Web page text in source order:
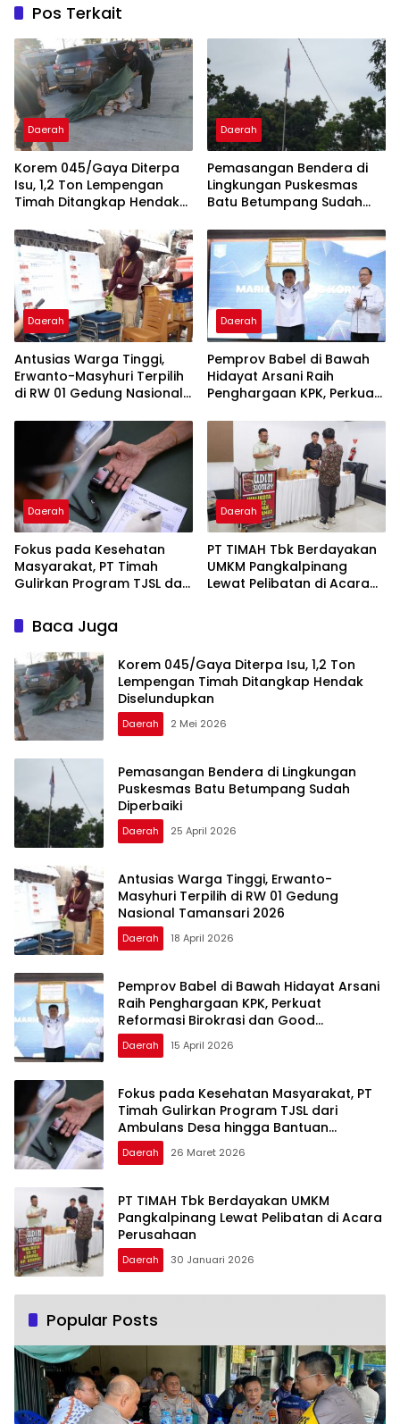
Pos Terkait
Daerah
Korem 045/Gaya Diterpa
Isu, 1,2 Ton Lempengan
Timah Ditangkap Hendak
Daerah
Pemasangan Bendera di
Lingkungan Puskesmas
Batu Betumpang Sudah
Daerah
Antusias Warga Tinggi,
Erwanto-Masyhuri Terpilih
di RW 01 Gedung Nasional
Daerah
Pemprov Babel di Bawah
Hidayat Arsani Raih
Penghargaan KPK, Perkuat
Good Governance
Daerah
Fokus pada Kesehatan
Masyarakat, PT Timah
Gulirkan Program TJSL dari
Bantuan Pengobatan
Daerah
PT TIMAH Tbk Berdayakan
UMKM Pangkalpinang
Lewat Pelibatan di Acara
Baca Juga
Korem 045/Gaya Diterpa Isu, 1,2 Ton
Lempengan Timah Ditangkap Hendak
Diselundupkan
Daerah 2 Mei 2026
Pemasangan Bendera di Lingkungan
Puskesmas Batu Betumpang Sudah
Diperbaiki
Daerah 25 April 2026
Antusias Warga Tinggi, Erwanto-
Masyhuri Terpilih di RW 01 Gedung
Nasional Tamansari 2026
Daerah 18 April 2026
Pemprov Babel di Bawah Hidayat Arsani
Raih Penghargaan KPK, Perkuat
Reformasi Birokrasi dan Good
Governance
Daerah 15 April 2026
Fokus pada Kesehatan Masyarakat, PT
Timah Gulirkan Program TJSL dari
Ambulans Desa hingga Bantuan
Pengobatan
Daerah 26 Maret 2026
PT TIMAH Tbk Berdayakan UMKM
Pangkalpinang Lewat Pelibatan di Acara
Perusahaan
Daerah 30 Januari 2026
Popular Posts